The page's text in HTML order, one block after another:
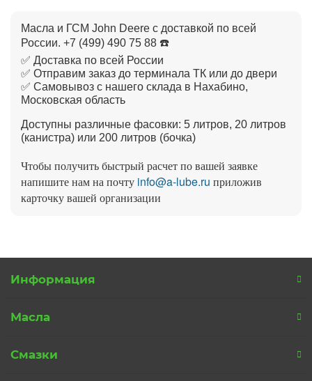
Масла и ГСМ John Deere с доставкой по всей
России. +7 (499) 490 75 88 ☎️
✅ Доставка по всей России
✅ Отправим заказ до терминала ТК или до двери
✅ Самовывоз с нашего склада в Нахабино,
Московская область
Доступны различные фасовки: 5 литров, 20 литров
(канистра) или 200 литров (бочка)
Чтобы получить быстрый расчет по вашей заявке
напишите нам на почту info@a-lube.ru приложив
карточку вашей организации
Информация
Масла
Смазки